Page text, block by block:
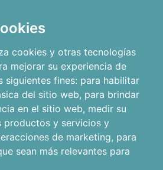
cookies y otras tecnologías
mejorar su experiencia de
siguientes fines: para habilitar
del sitio web, para brindar
en el sitio web, medir su
productos y servicios y
de marketing, para
sean más relevantes para